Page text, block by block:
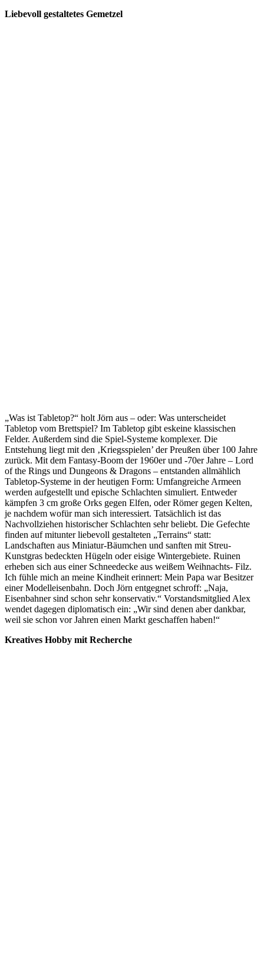
Liebevoll gestaltetes Gemetzel
„Was ist Tabletop?“ holt Jörn aus – oder: Was unterscheidet
Tabletop vom Brettspiel? Im Tabletop gibt eskeine klassischen
Felder. Außerdem sind die Spiel-Systeme komplexer. Die
Entstehung liegt mit den ‚Kriegsspielen’ der Preußen über 100 Jahre
zurück. Mit dem Fantasy-Boom der 1960er und -70er Jahre – Lord
of the Rings und Dungeons & Dragons – entstanden allmählich
Tabletop-Systeme in der heutigen Form: Umfangreiche Armeen
werden aufgestellt und epische Schlachten simuliert. Entweder
kämpfen 3 cm große Orks gegen Elfen, oder Römer gegen Kelten,
je nachdem wofür man sich interessiert. Tatsächlich ist das
Nachvollziehen historischer Schlachten sehr beliebt. Die Gefechte
finden auf mitunter liebevoll gestalteten „Terrains“ statt:
Landschaften aus Miniatur-Bäumchen und sanften mit Streu-
Kunstgras bedeckten Hügeln oder eisige Wintergebiete. Ruinen
erheben sich aus einer Schneedecke aus weißem Weihnachts- Filz.
Ich fühle mich an meine Kindheit erinnert: Mein Papa war Besitzer
einer Modelleisenbahn. Doch Jörn entgegnet schroff: „Naja,
Eisenbahner sind schon sehr konservativ.“ Vorstandsmitglied Alex
wendet dagegen diplomatisch ein: „Wir sind denen aber dankbar,
weil sie schon vor Jahren einen Markt geschaffen haben!“
Kreatives Hobby mit Recherche